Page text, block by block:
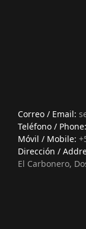
Correo / Email:
Teléfono / Phone:
Móvil / Mobile:
Dirección /
El Carbonero,